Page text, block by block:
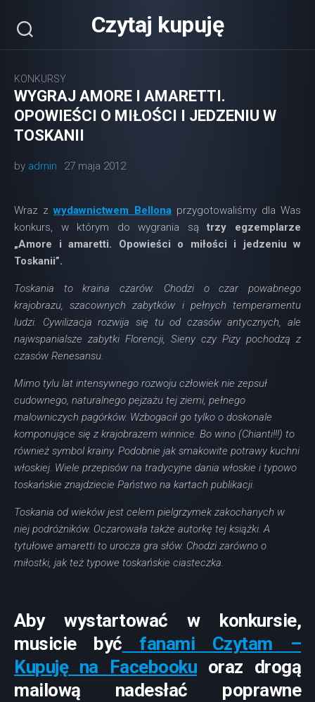
content
Czytaj kupuję
KONKURSY
WYGRAJ AMORE I AMARETTI.
OPOWIEŚCI O MIŁOŚCI I JEDZENIU W
TOSKANII
by admin 27 maja 2012
Wraz zwydawnictwem Bellonaprzygotowaliśmy dla Was
konkurs, w którym do wygrania sątrzy egzemplarze
„Amore i amaretti. Opowieści o miłości i jedzeniu w
Toskanii”.
Toskania to kraina czarów. Chodzi o czar powabnego
krajobrazu, szacownych zabytków i pełnych temperamentu
ludzi. Cywilizacja rozwija się tu od czasów antycznych, ale
najwspanialsze zabytki Florencji, Sieny czy Pizy pochodzą z
czasów Renesansu.
Mimo tylu lat intensywnego rozwoju człowiek nie zepsuł
cudownego, naturalnego pejzażu tej ziemi, pełnego
malowniczych pagórków. Wzbogacił go tylko o doskonale
komponujące się z krajobrazem winnice. Bo wino (Chianti!!!) to
również symbol krainy. Podobnie jak smakowite potrawy kuchni
włoskiej. Wiele przepisów na tradycyjne dania włoskie i typowo
toskańskie znajdziecie Państwo na kartach publikacji.
Toskania od wieków jest celem pielgrzymek zakochanych w
niej podróżników. Oczarowała także autorkę tej książki. A
tytułowe amaretti to urocza gra słów. Chodzi zarówno o
miłostki, jak też typowe toskańskie ciasteczka.
Aby wystartować w konkursie,
musicie być fanami Czytam –
Kupuję na Facebooku oraz drogą
mailową nadesłać poprawne